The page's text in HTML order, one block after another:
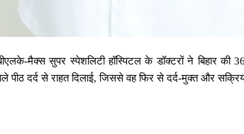
मैक्स सुपर स्पेशलिटी हॉस्पिटल के डॉक्टरों ने बिहार की
पीठ दर्द से राहत दिलाई, जिससे वह फिर से दर्द-मुक्त और